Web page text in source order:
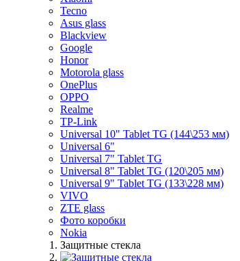
Tecno
Asus glass
Blackview
Google
Honor
Motorola glass
OnePlus
OPPO
Realme
TP-Link
Universal 10" Tablet TG (144\253 мм)
Universal 6"
Universal 7" Tablet TG
Universal 8" Tablet TG (120\205 мм)
Universal 9" Tablet TG (133\228 мм)
VIVO
ZTE glass
Фото коробки
Nokia
Защитные стекла